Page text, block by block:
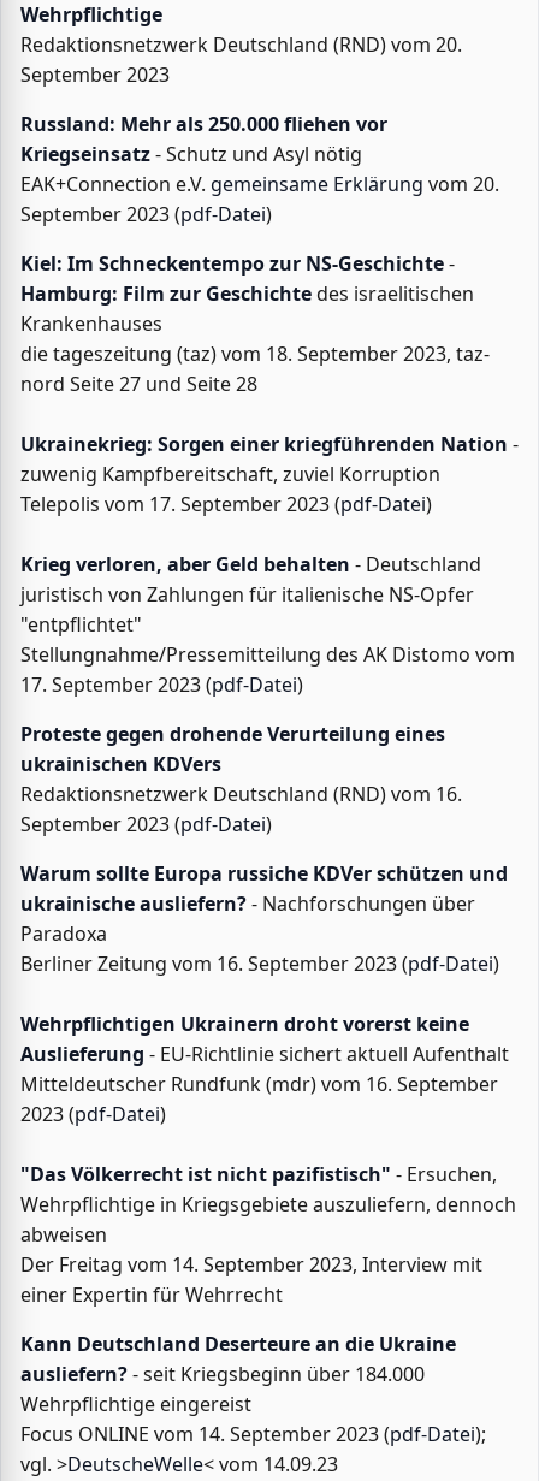
Wehrpflichtige
Redaktionsnetzwerk Deutschland (RND) vom 20.
September 2023
Russland: Mehr als 250.000 fliehen vor
Kriegseinsatz- Schutz und Asyl nötig
EAK+Connection e.V. gemeinsame Erklärung vom 20.
September 2023 (pdf-Datei)
Kiel: Im Schneckentempo zur NS-Geschichte-
Hamburg: Film zur Geschichtedes israelitischen
Krankenhauses
die tageszeitung (taz) vom 18. September 2023, taz-
nord Seite 27 und Seite 28
Ukrainekrieg: Sorgen einer kriegführenden Nation -
zuwenig Kampfbereitschaft, zuviel Korruption
Telepolis vom 17. September 2023 (pdf-Datei)
Krieg verloren, aber Geld behalten - Deutschland
juristisch von Zahlungen für italienische NS-Opfer
"entpflichtet"
Stellungnahme/Pressemitteilung des AK Distomo vom
17. September 2023 (pdf-Datei)
Proteste gegen drohende Verurteilung eines
ukrainischen KDVers
Redaktionsnetzwerk Deutschland (RND) vom 16.
September 2023 (pdf-Datei)
Warum sollte Europa russiche KDVer schützen und
ukrainische ausliefern?- Nachforschungen über
Paradoxa
Berliner Zeitung vom 16. September 2023 (pdf-Datei)
Wehrpflichtigen Ukrainern droht vorerst keine
Auslieferung - EU-Richtlinie sichert aktuell Aufenthalt
Mitteldeutscher Rundfunk (mdr) vom 16. September
2023 (pdf-Datei)
"Das Völkerrecht ist nicht pazifistisch" - Ersuchen,
Wehrpflichtige in Kriegsgebiete auszuliefern, dennoch
abweisen
Der Freitag vom 14. September 2023, Interview mit
einer Expertin für Wehrrecht
Kann Deutschland Deserteure an die Ukraine
ausliefern?- seit Kriegsbeginn über 184.000
Wehrpflichtige eingereist
Focus ONLINE vom 14. September 2023 (pdf-Datei);
vgl. >DeutscheWelle< vom 14.09.23